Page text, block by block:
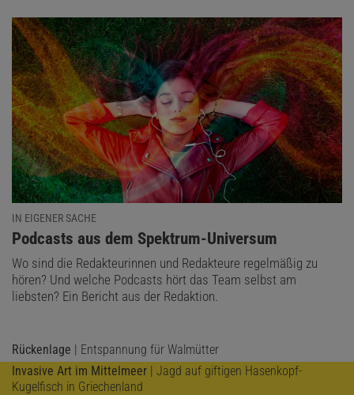
IN EIGENER SACHE
:
Podcasts aus dem Spektrum-Universum
Wo sind die Redakteurinnen und Redakteure regelmäßig zu
hören? Und welche Podcasts hört das Team selbst am
liebsten? Ein Bericht aus der Redaktion.
Rückenlage | Entspannung für Walmütter
Invasive Art im Mittelmeer | Jagd auf giftigen Hasenkopf-
Kugelfisch in Griechenland